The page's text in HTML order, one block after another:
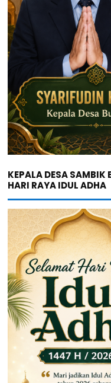
KEPALA DESA SAMBIK
HARI RAYA IDUL ADHA